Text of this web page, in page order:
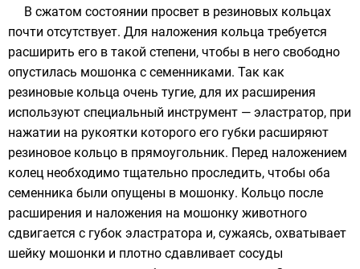
В сжатом состоянии просвет в резиновых кольцах
почти отсутствует. Для наложения кольца требуется
расширить его в такой степени, чтобы в него свободно
опустилась мошонка с семенниками. Так как
резиновые кольца очень тугие, для их расширения
используют специальный инструмент — эластратор, при
нажатии на рукоятки которого его губки расширяют
резиновое кольцо в прямоугольник. Перед наложением
колец необходимо тщательно проследить, чтобы оба
семенника были опущены в мошонку. Кольцо после
расширения и наложения на мошонку животного
сдвигается с губок эластратора и, сужаясь, охватывает
шейку мошонки и плотно сдавливает сосуды